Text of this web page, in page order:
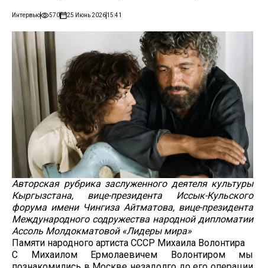
Интервью 570 25 Июнь 202615:41
Авторская рубрика заслуженного деятеля культуры
Кыргызстана, вице-президента Иссык-Кульского
форума имени Чингиза Айтматова, вице-президента
Международного содружества народной дипломатии
Ассоль Молдокматовой «Лидеры мира»
Памяти народного артиста СССР Михаила Волонтира
С Михаилом Ермолаевичем Волонтиром мы